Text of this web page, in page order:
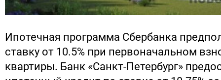
Ипотечная программа Сбербанка
ставку от 10.5% при первоначальном
квартиры. Банк «Санкт-Петербург»